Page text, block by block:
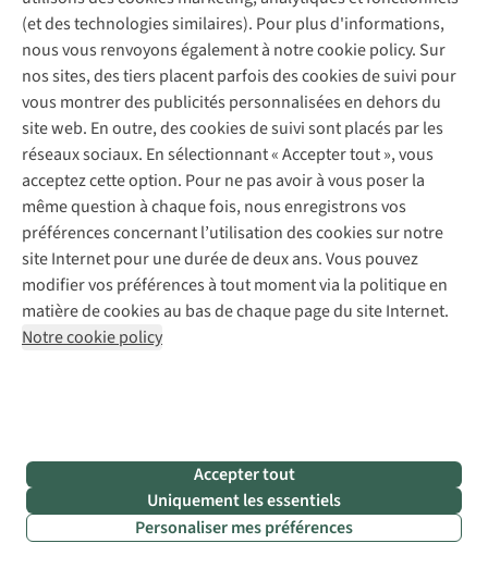
Vous
planifiez
votre
escapade,
nous
l’équipement.
en
Il
vous
manque
encore
du
matériel
pour
votre
Découvrez l’offre de location
(et des technologies similaires). Pour plus d'informations,
nous vous renvoyons également à notre cookie policy. Sur
nos sites, des tiers placent parfois des cookies de suivi pour
vous montrer des publicités personnalisées en dehors du
site web. En outre, des cookies de suivi sont placés par les
réseaux sociaux. En sélectionnant « Accepter tout », vous
acceptez cette option. Pour ne pas avoir à vous poser la
même question à chaque fois, nous enregistrons vos
préférences concernant l’utilisation des cookies sur notre
site Internet pour une durée de deux ans. Vous pouvez
modifier vos préférences à tout moment via la politique en
matière de cookies au bas de chaque page du site Internet.
Notre cookie policy
Accepter tout
Uniquement les essentiels
Personaliser mes préférences